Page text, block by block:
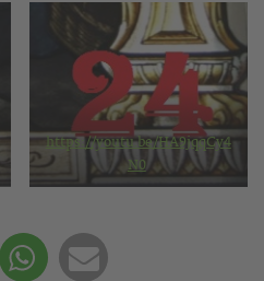
https://youtu.be/HA9jqqCy4
N0